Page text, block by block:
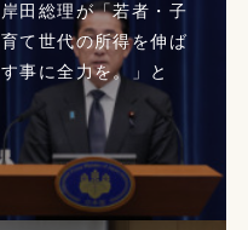
岸田総理が「若者・子
育て世代の所得を伸ば
す事に全力を。」と